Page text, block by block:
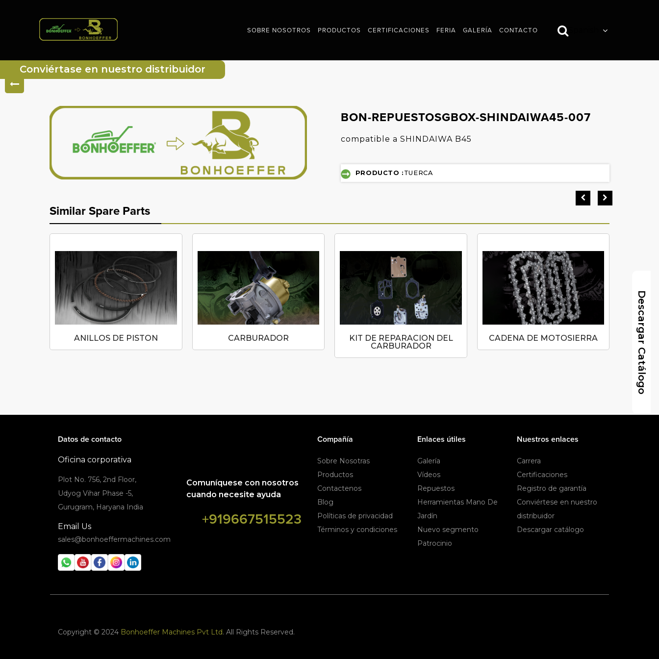
SOBRE NOSOTROS PRODUCTOS CERTIFICACIONES FERIA GALERÍA CONTACTO
Descargar Catálogo
Conviértase en nuestro distribuidor
BON-REPUESTOSGBOX-SHINDAIWA45-007
compatible a SHINDAIWA B45
PRODUCTO : TUERCA
Similar Spare Parts
ANILLOS DE PISTON CARBURADOR
KIT DE REPARACION DEL
CARBURADOR
CADENA DE MOTOSIERRA
Datos de contacto
Oficina corporativa
Plot No. 756, 2nd Floor,
Udyog Vihar Phase -5,
Gurugram, Haryana India
Email Us
sales@bonhoeffermachines.com
Comuníquese con nosotros
cuando necesite ayuda
+919667515523
Compañía
Sobre Nosotras
Productos
Contactenos
Blog
Políticas de privacidad
Términos y condiciones
Enlaces útiles
Galería
Vídeos
Repuestos
Herramientas Mano De
Jardín
Nuevo segmento
Patrocinio
Nuestros enlaces
Carrera
Certificaciones
Registro de garantía
Conviértese en nuestro
distribuidor
Descargar catálogo
Copyright © 2024 Bonhoeffer Machines Pvt Ltd. All Rights Reserved.